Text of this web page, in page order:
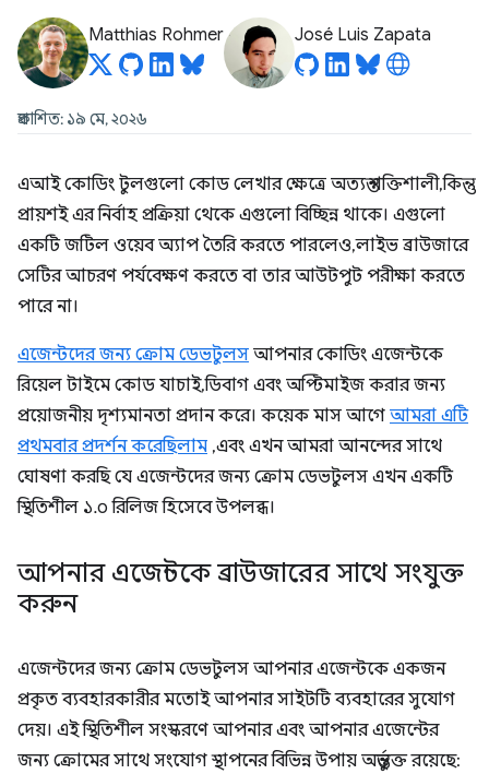
Matthias Rohmer José Luis Zapata
প্রকাশিত: ১৯ মে, ২০২৬
এআই কোডিং টুলগুলো কোড লেখার ক্ষেত্রে অত্যন্ত শক্তিশালী, কিন্তু
প্রায়শই এর নির্বাহ প্রক্রিয়া থেকে এগুলো বিচ্ছিন্ন থাকে। এগুলো
একটি জটিল ওয়েব অ্যাপ তৈরি করতে পারলেও, লাইভ ব্রাউজারে
সেটির আচরণ পর্যবেক্ষণ করতে বা তার আউটপুট পরীক্ষা করতে
পারে না।
এজেন্টদের জন্য ক্রোম ডেভটুলস আপনার কোডিং এজেন্টকে
রিয়েল টাইমে কোড যাচাই, ডিবাগ এবং অপ্টিমাইজ করার জন্য
প্রয়োজনীয় দৃশ্যমানতা প্রদান করে। কয়েক মাস আগে আমরা এটি
প্রথমবার প্রদর্শন করেছিলাম , এবং এখন আমরা আনন্দের সাথে
ঘোষণা করছি যে এজেন্টদের জন্য ক্রোম ডেভটুলস এখন একটি
স্থিতিশীল ১.০ রিলিজ হিসেবে উপলব্ধ।
আপনার এজেন্টকে ব্রাউজারের সাথে সংযুক্ত
করুন
এজেন্টদের জন্য ক্রোম ডেভটুলস আপনার এজেন্টকে একজন
প্রকৃত ব্যবহারকারীর মতোই আপনার সাইটটি ব্যবহারের সুযোগ
দেয়। এই স্থিতিশীল সংস্করণে আপনার এবং আপনার এজেন্টের
জন্য ক্রোমের সাথে সংযোগ স্থাপনের বিভিন্ন উপায় অন্তর্ভুক্ত রয়েছে: